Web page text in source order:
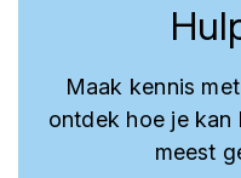
Maak kennis
ontdek hoe je
meest